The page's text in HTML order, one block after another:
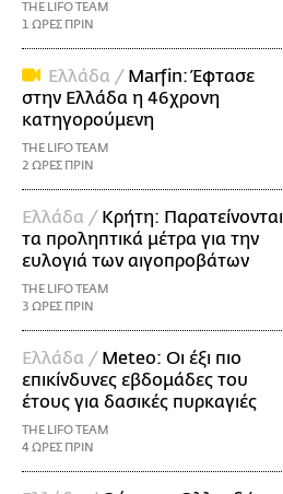
THE LIFO TEAM
1 ΩΡΕΣ ΠΡΙΝ
Ελλάδα / Marfin: Έφτασε
στην Ελλάδα η 46χρονη
κατηγορούμενη
THE LIFO TEAM
2 ΩΡΕΣ ΠΡΙΝ
Ελλάδα / Κρήτη: Παρατείνονται
τα προληπτικά μέτρα για την
ευλογιά των αιγοπροβάτων
THE LIFO TEAM
3 ΩΡΕΣ ΠΡΙΝ
Ελλάδα / Meteo: Οι έξι πιο
επικίνδυνες εβδομάδες του
έτους για δασικές πυρκαγιές
THE LIFO TEAM
4 ΩΡΕΣ ΠΡΙΝ